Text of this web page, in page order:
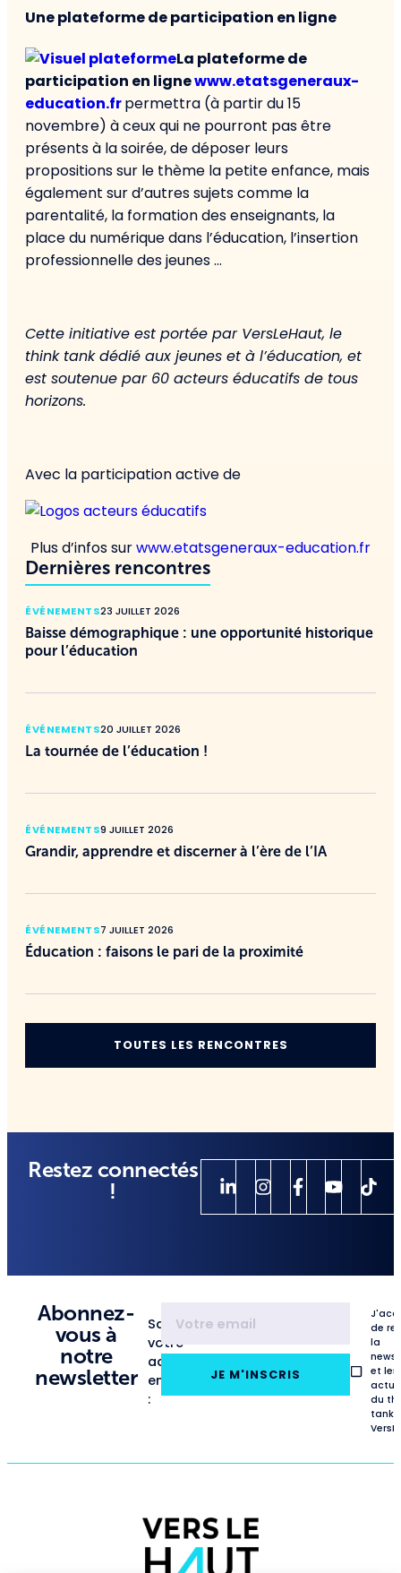
Une plateforme de participation en ligne
La plateforme de
participation en lignewww.etatsgeneraux-
education.frpermettra (à partir du 15
novembre) à ceux qui ne pourront pas être
présents à la soirée, de déposer leurs
propositions sur le thème la petite enfance, mais
également sur d’autres sujets comme la
parentalité, la formation des enseignants, la
place du numérique dans l’éducation, l’insertion
professionnelle des jeunes …
Cette initiative est portée par VersLeHaut, le
think tank dédié aux jeunes et à l’éducation, et
est soutenue par 60 acteurs éducatifs de tous
horizons.
Avec la participation active de
Plus d’infos surwww.etatsgeneraux-education.fr
Dernières rencontres
ÉVÉNEMENTS23 JUILLET 2026
Baisse démographique : une opportunité historique
pour l’éducation
ÉVÉNEMENTS20 JUILLET 2026
La tournée de l’éducation !
ÉVÉNEMENTS9 JUILLET 2026
Grandir, apprendre et discerner à l’ère de l’IA
ÉVÉNEMENTS7 JUILLET 2026
Éducation : faisons le pari de la proximité
TOUTES LES RENCONTRES
Restez connectés
!
Abonnez-
vous à
notre
newsletter
Saisissez
votre
adresse
email
:
JE M'INSCRIS
de
la
et les
du
tank